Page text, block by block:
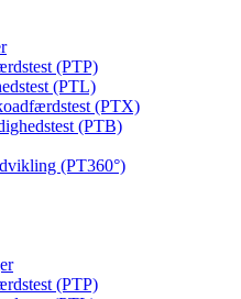
(PTP)
(PTL)
(PTX)
(PTB)
(PT360°)
(PTP)